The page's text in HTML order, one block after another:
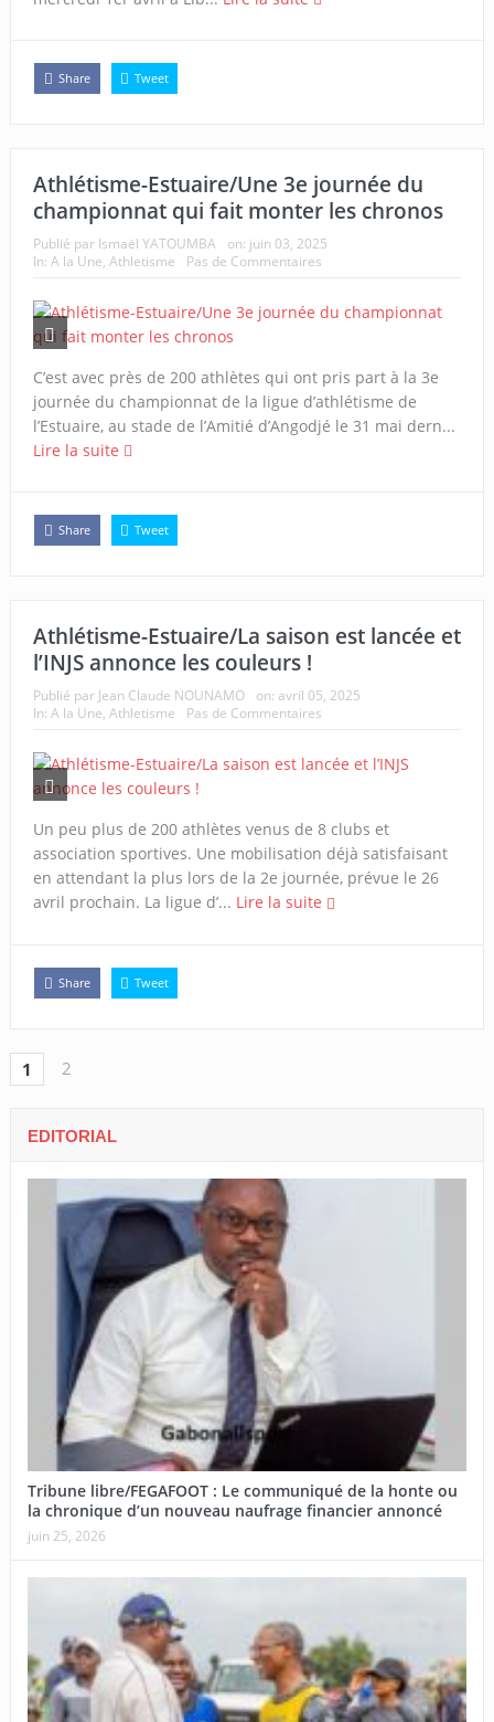
Share Tweet
Athlétisme-Estuaire/Une 3e journée du
championnat qui fait monter les chronos
Publié par Ismaël YATOUMBA on: juin 03, 2025
In: A la Une, Athletisme Pas de Commentaires
C’est avec près de 200 athlètes qui ont pris part à la 3e
journée du championnat de la ligue d’athlétisme de
l’Estuaire, au stade de l’Amitié d’Angodjé le 31 mai dern...
Lire la suite
Share Tweet
Athlétisme-Estuaire/La saison est lancée et
l’INJS annonce les couleurs !
Publié par Jean Claude NOUNAMO on: avril 05, 2025
In: A la Une, Athletisme Pas de Commentaires
Un peu plus de 200 athlètes venus de 8 clubs et
association sportives. Une mobilisation déjà satisfaisant
en attendant la plus lors de la 2e journée, prévue le 26
avril prochain. La ligue d’... Lire la suite
Share Tweet
1 2
EDITORIAL
Tribune libre/FEGAFOOT : Le communiqué de la honte ou
la chronique d’un nouveau naufrage financier annoncé
juin 25, 2026